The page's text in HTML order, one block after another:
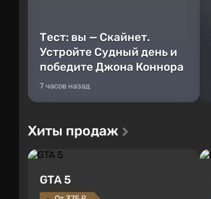
Тест: вы — Скайнет.
Устройте Судный день и
победите Джона Коннора
7 часов назад
Хиты продаж
GTA 5